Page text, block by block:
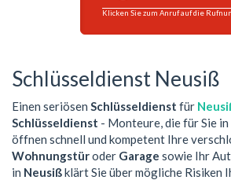
Klicken Sie zum Anruf auf die
Schlüsseldienst Neusiß
Einen seriösen Schlüsseldienst für
Schlüsseldienst - Monteure, die für Sie in
öffnen schnell und kompetent Ihre
Wohnungstüroder Garage sowie Ihr
in Neusißklärt Sie über mögliche Risiken